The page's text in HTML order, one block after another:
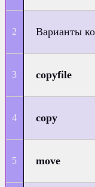
Варианты
copyfile
copy
move